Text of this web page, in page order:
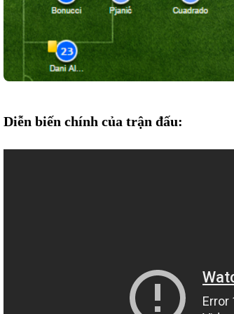
Diễn biến chính của trận đấu: